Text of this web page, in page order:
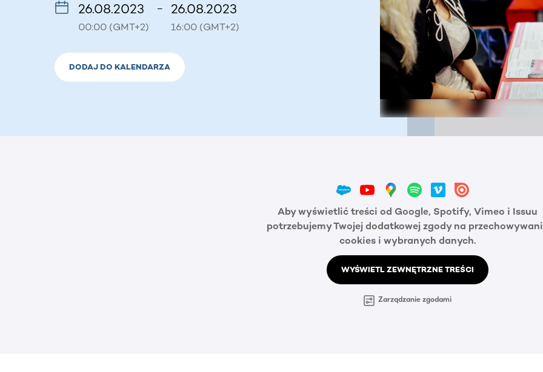
26.08.2023
00:00 (GMT+2)
– 26.08.2023
16:00 (GMT+2)
DODAJ DO KALENDARZA
Aby wyświetlić treści od Google, Spotify, Vimeo i Issuu
potrzebujemy Twojej dodatkowej zgody na
cookies i wybranych danych.
WYŚWIETL ZEWNĘTRZNE TREŚCI
Zarządzanie zgodami